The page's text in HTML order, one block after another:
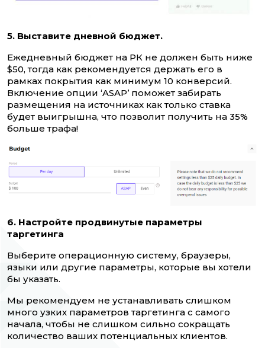
5. Выставите дневной бюджет.
Ежедневный бюджет на РК не должен быть ниже
$50, тогда как рекомендуется держать его в
рамках покрытия как минимум 10 конверсий.
Включение опции ‘ASAP’ поможет забирать
размещения на источниках как только ставка
будет выигрышна, что позволит получить на 35%
больше трафа!
6. Настройте продвинутые параметры
таргетинга
Выберите операционную систему, браузеры,
языки или другие параметры, которые вы хотели
бы указать.
Мы рекомендуем не устанавливать слишком
много узких параметров таргетинга с самого
начала, чтобы не слишком сильно сокращать
количество ваших потенциальных клиентов.